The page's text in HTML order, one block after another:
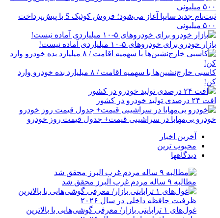
ثبت‌نام جدید سایپا آغاز می‌شود؛ فروش کوئیک S با پیش‌پرداخت
۵۰۰ میلیونی
بازار خودرو برای خودروهای ۵-۱۰ میلیاردی آماده نیست!
کاسبی خارج‌نشین‌ها با سهمیه اقامت / ۸ میلیارد بده خودرو وارد
کن!
افت ۲۴ درصدی تولید خودرو در کشور
خودرو بی‌مهابا در سراشیبی قیمت+ جدول قیمت روز خودرو
آخرین اخبار
محبوب ترین
دیدگاهها
مطالبه ۹ ساله مردم غرب البرز محقق شد
غول‌های ۱ ترابایتی بازار/ معرفی گوشی‌هایی با بالاترین